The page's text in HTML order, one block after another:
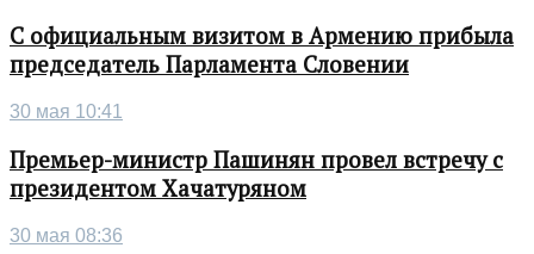
С официальным визитом в Армению прибыла
председатель Парламента Словении
30 мая 10:41
Премьер-министр Пашинян провел встречу с
президентом Хачатуряном
30 мая 08:36